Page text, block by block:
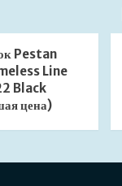
Pestan
Line
Black
цена)